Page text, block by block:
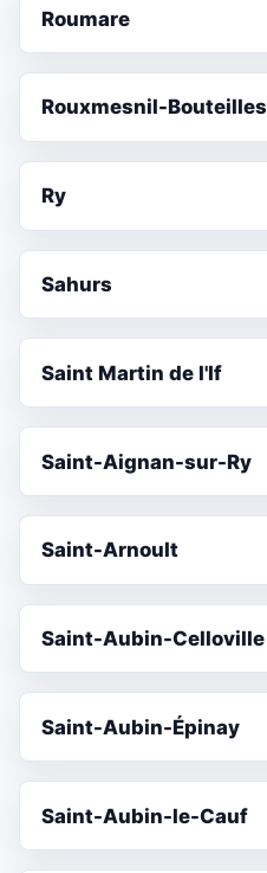
Roumare
Rouxmesnil-Bouteilles
Ry
Sahurs
Saint Martin de l'If
Saint-Aignan-sur-Ry
Saint-Arnoult
Saint-Aubin-Celloville
Saint-Aubin-Épinay
Saint-Aubin-le-Cauf